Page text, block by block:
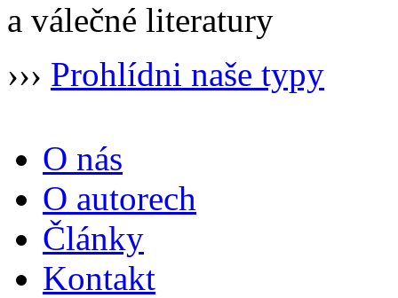
a válečné literatury
››› Prohlídni naše typy
O nás
O autorech
Články
Kontakt